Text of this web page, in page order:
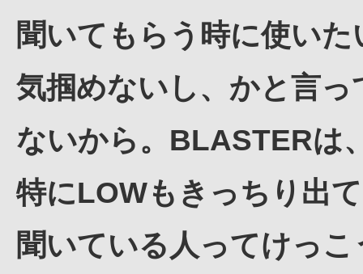
聞いてもらう時に使い
気掴めないし、かと言
ないから。BLASTERは
特にLOWもきっちり出
聞いている人ってけっ